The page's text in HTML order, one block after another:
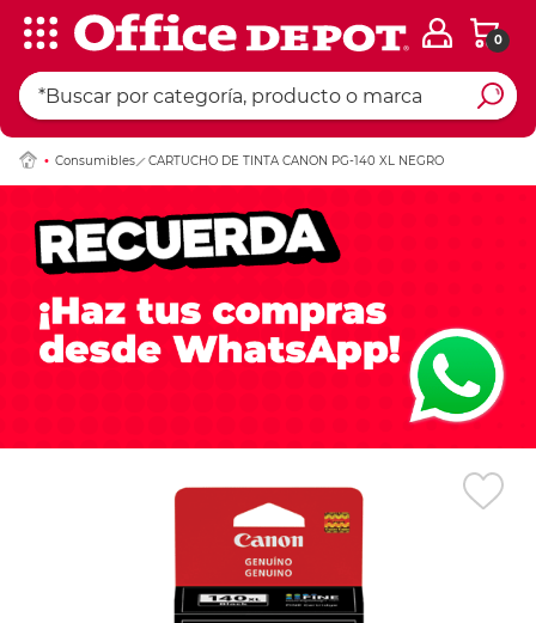
0
Consumibles CARTUCHO DE TINTA CANON PG-140 XL NEGRO
Ingresar Codigo